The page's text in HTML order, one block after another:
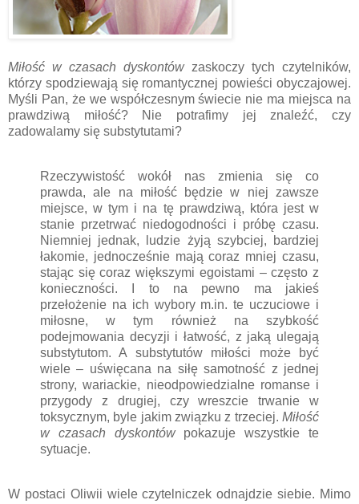
Miłość w czasach dyskontówzaskoczy tych czytelników,
którzy spodziewają się romantycznej powieści obyczajowej.
Myśli Pan, że we współczesnym świecie nie ma miejsca na
prawdziwą miłość? Nie potrafimy jej znaleźć, czy
zadowalamy się substytutami?
Rzeczywistość wokół nas zmienia się co
prawda, ale na miłość będzie w niej zawsze
miejsce, w tym i na tę prawdziwą, która jest w
stanie przetrwać niedogodności i próbę czasu.
Niemniej jednak, ludzie żyją szybciej, bardziej
łakomie, jednocześnie mają coraz mniej czasu,
stając się coraz większymi egoistami – często z
konieczności. I to na pewno ma jakieś
przełożenie na ich wybory m.in. te uczuciowe i
miłosne, w tym również na szybkość
podejmowania decyzji i łatwość, z jaką ulegają
substytutom. A substytutów miłości może być
wiele – uświęcana na siłę samotność z jednej
strony, wariackie, nieodpowiedzialne romanse i
przygody z drugiej, czy wreszcie trwanie w
toksycznym, byle jakim związku z trzeciej. Miłość
w czasach dyskontówpokazuje wszystkie te
sytuacje.
W postaci Oliwii wiele czytelniczek odnajdzie siebie. Mimo